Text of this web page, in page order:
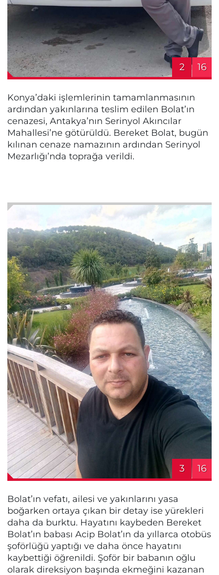
2 16
Konya’daki işlemlerinin tamamlanmasının
ardından yakınlarına teslim edilen Bolat’ın
cenazesi, Antakya’nın Serinyol Akıncılar
Mahallesi’ne götürüldü. Bereket Bolat, bugün
kılınan cenaze namazının ardından Serinyol
Mezarlığı’nda toprağa verildi.
3 16
Bolat’ın vefatı, ailesi ve yakınlarını yasa
boğarken ortaya çıkan bir detay ise yürekleri
daha da burktu. Hayatını kaybeden Bereket
Bolat’ın babası Acip Bolat’ın da yıllarca otobüs
şoförlüğü yaptığı ve daha önce hayatını
kaybettiği öğrenildi. Şoför bir babanın oğlu
olarak direksiyon başında ekmeğini kazanan